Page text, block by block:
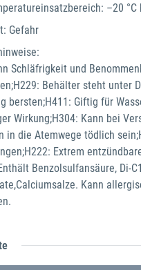
–20 °C
Gefahr
Schläfrigkeit und
Behälter steht unter
bersten;H411: Giftig für
Wirkung;H304: Kann bei
in die Atemwege tödlich
Extrem
Benzolsulfansäure, Di-
Kann